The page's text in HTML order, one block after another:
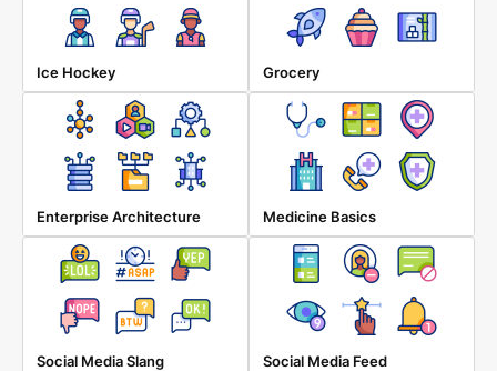
Ice Hockey Grocery
Enterprise Architecture Medicine Basics
Social Media Slang Social Media Feed